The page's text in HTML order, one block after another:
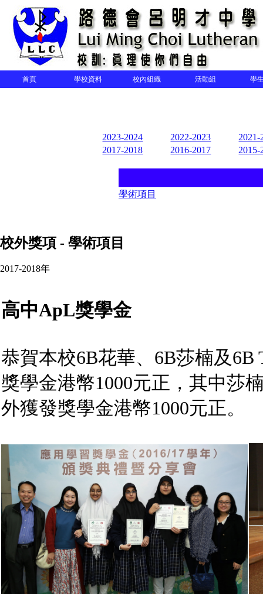
首頁 學校資料 校內組織 活動組 學
2023-2024 2022-2023
2021-
2017-2018
2016-2017 2015-
學術項目
校外獎項 - 學術項目
2017-2018年
高中ApL獎學金
恭賀本校6B花華、6B莎楠及
獎學金港幣1000元正，其中莎
外獲發獎學金港幣1000元正。